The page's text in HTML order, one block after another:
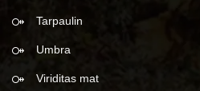
Tarpaulin
Umbra
Viriditas mat